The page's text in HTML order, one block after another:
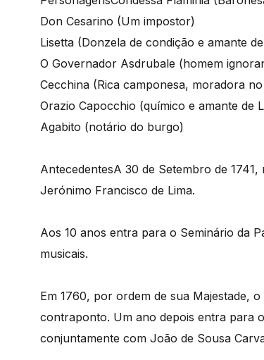
Don Cesarino (Um impostor)
Lisetta (Donzela de condição e amante
O Governador Asdrubale (homem
Cecchina (Rica camponesa, moradora
Orazio Capocchio (químico e amante de
Agabito (notário do burgo)
AntecedentesA 30 de Setembro de
Jerónimo Francisco de Lima.
Aos 10 anos entra para o Seminário da
musicais.
Em 1760, por ordem de sua Majestade,
contraponto. Um ano depois entra para
conjuntamente com João de Sousa